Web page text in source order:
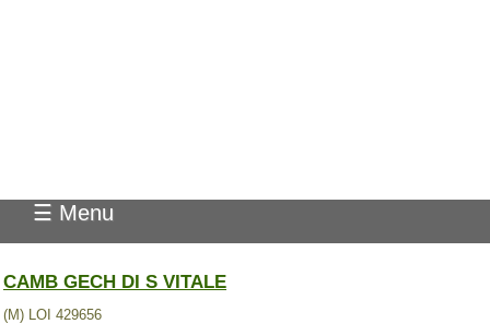
☰ Menu
CAMB GECH DI S VITALE
(M) LOI 429656